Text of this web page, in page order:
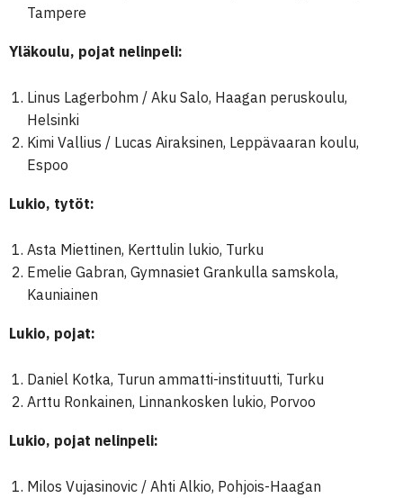
Tampere
Yläkoulu, pojat nelinpeli:
Linus Lagerbohm / Aku Salo, Haagan peruskoulu,
Helsinki
Kimi Vallius / Lucas Airaksinen, Leppävaaran koulu,
Espoo
Lukio, tytöt:
Asta Miettinen, Kerttulin lukio, Turku
Emelie Gabran, Gymnasiet Grankulla samskola,
Kauniainen
Lukio, pojat:
Daniel Kotka, Turun ammatti-instituutti, Turku
Arttu Ronkainen, Linnankosken lukio, Porvoo
Lukio, pojat nelinpeli:
Milos Vujasinovic / Ahti Alkio, Pohjois-Haagan